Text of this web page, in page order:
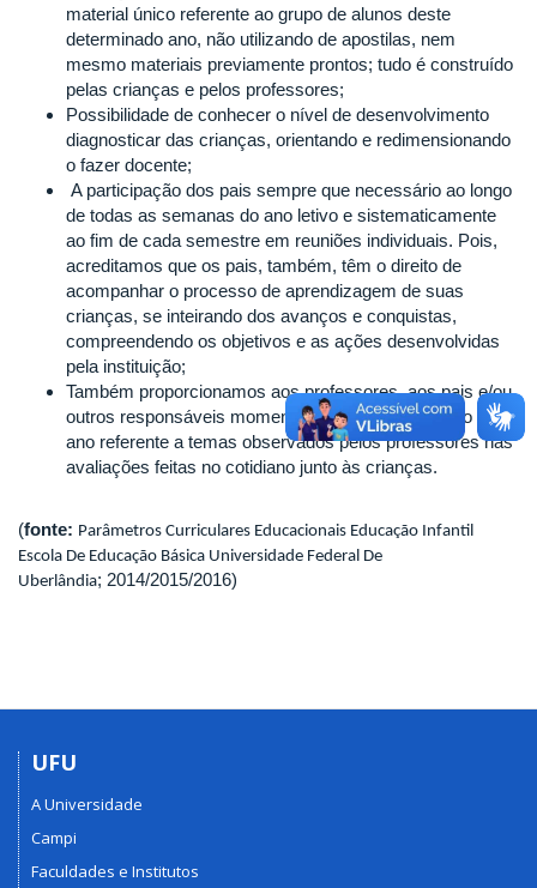
material único referente ao grupo de alunos deste
determinado ano, não utilizando de apostilas, nem
mesmo materiais previamente prontos; tudo é construído
pelas crianças e pelos professores;
Possibilidade de conhecer o nível de desenvolvimento
diagnosticar das crianças, orientando e redimensionando
o fazer docente;
A participação dos pais sempre que necessário ao longo
de todas as semanas do ano letivo e sistematicamente
ao fim de cada semestre em reuniões individuais. Pois,
acreditamos que os pais, também, têm o direito de
acompanhar o processo de aprendizagem de suas
crianças, se inteirando dos avanços e conquistas,
compreendendo os objetivos e as ações desenvolvidas
pela instituição;
Também proporcionamos aos professores, aos pais e/ou
outros responsáveis momentos formativos ao longo do
ano referente a temas observados pelos professores nas
avaliações feitas no cotidiano junto às crianças.
(fonte: Parâmetros Curriculares Educacionais Educação Infantil
Escola De Educação Básica Universidade Federal De
Uberlândia; 2014/2015/2016)
UFU
A Universidade
Campi
Faculdades e Institutos